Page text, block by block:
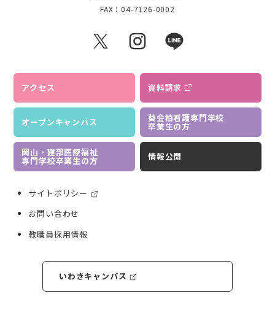
FAX：04-7126-0002
アクセス 資料請求
オープンキャンパス 葵会柏看護専門学校
卒業生の方
岡山・建部医療福祉
専門学校卒業生の方 情報公開
サイトポリシー
お問い合わせ
教職員採用情報
いわきキャンパス